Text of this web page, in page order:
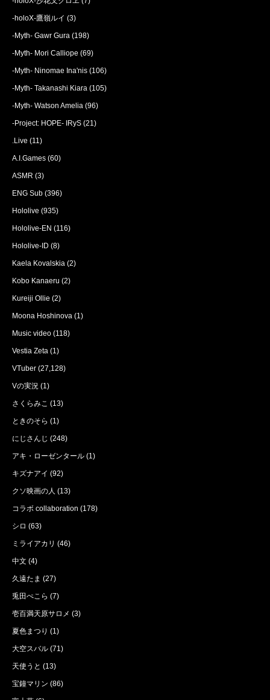
-holoX-鷹嶺ルイ (3)
-Myth- Gawr Gura (198)
-Myth- Mori Calliope (69)
-Myth- Ninomae Ina'nis (106)
-Myth- Takanashi Kiara (105)
-Myth- Watson Amelia (96)
-Project: HOPE- IRyS (21)
.Live (11)
A.I.Games (60)
ASMR (3)
ENG Sub (396)
Hololive (935)
Hololive-EN (116)
Hololive-ID (8)
Kaela Kovalskia (2)
Kobo Kanaeru (2)
Kureiji Ollie (2)
Moona Hoshinova (1)
Music video (118)
Vestia Zeta (1)
VTuber (27,128)
Vの実況 (1)
さくらみこ (13)
ときのそら (1)
にじさんじ (248)
アキ・ローゼンタール (1)
キズナアイ (92)
クソ映画の人 (13)
コラボ collaboration (178)
シロ (63)
ミライアカリ (46)
中文 (4)
久遠たま (27)
兎田ぺこら (7)
壱百満天原サロメ (3)
夏色まつり (1)
大空スバル (71)
天使うと (13)
宝鐘マリン (86)